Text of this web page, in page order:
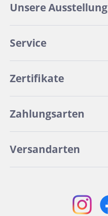
Unsere Ausstellung
Service
Zertifikate
Zahlungsarten
Versandarten